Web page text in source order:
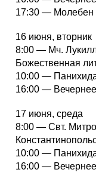
17:30 — Молебен
16 июня, вторник
8:00 — Мч.
Божественная
10:00 —
16:00 — Вечернее
17 июня, среда
8:00 — Свт.
10:00 —
16:00 — Вечернее